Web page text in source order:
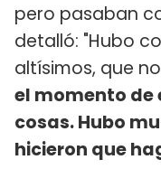
pero pasaban
detalló: "Hubo
altísimos, que
el momento
cosas. Hubo
hicieron que